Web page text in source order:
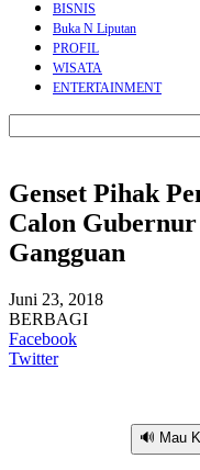
BISNIS
Buka N Liputan
PROFIL
WISATA
ENTERTAINMENT
Genset Pihak
Calon
Gangguan
Juni 23, 2018
BERBAGI
Facebook
Twitter
🔊 Mau